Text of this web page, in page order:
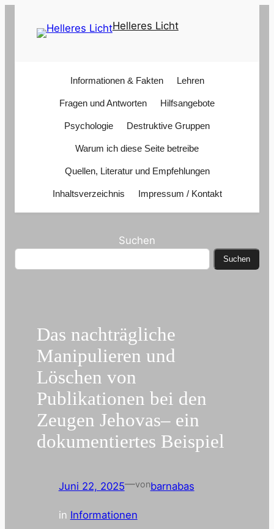
Helleres Licht
Informationen & Fakten Lehren
Fragen und Antworten Hilfsangebote
Psychologie Destruktive Gruppen
Warum ich diese Seite betreibe
Quellen, Literatur und Empfehlungen
Inhaltsverzeichnis Impressum / Kontakt
Suchen
Suchen
Das nachträgliche
Manipulieren und
Löschen von
Publikationen bei den
Zeugen Jehovas– ein
dokumentiertes Beispiel
Juni 22, 2025—vonbarnabas
in Informationen